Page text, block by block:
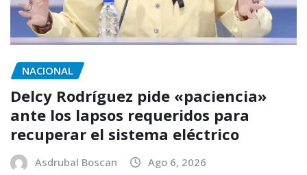
NACIONAL
Delcy Rodríguez pide «paciencia»
ante los lapsos requeridos para
recuperar el sistema eléctrico
Asdrubal Boscan Ago 6, 2026